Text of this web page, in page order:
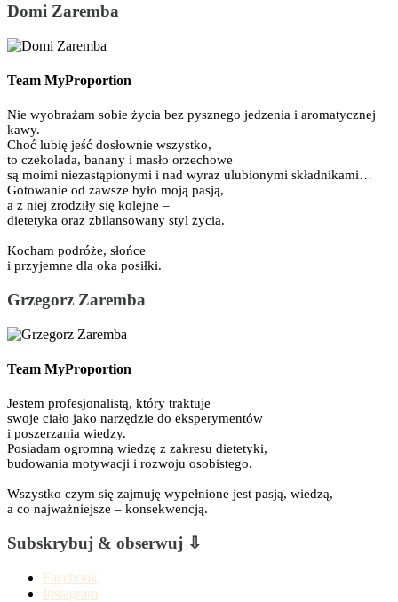
Domi Zaremba
Team MyProportion
Nie wyobrażam sobie życia bez pysznego jedzenia i aromatycznej
kawy.
Choć lubię jeść dosłownie wszystko,
to czekolada, banany i masło orzechowe
są moimi niezastąpionymi i nad wyraz ulubionymi składnikami…
Gotowanie od zawsze było moją pasją,
a z niej zrodziły się kolejne –
dietetyka oraz zbilansowany styl życia.
Kocham podróże, słońce
i przyjemne dla oka posiłki.
Grzegorz Zaremba
Team MyProportion
Jestem profesjonalistą, który traktuje
swoje ciało jako narzędzie do eksperymentów
i poszerzania wiedzy.
Posiadam ogromną wiedzę z zakresu dietetyki,
budowania motywacji i rozwoju osobistego.
Wszystko czym się zajmuję wypełnione jest pasją, wiedzą,
a co najważniejsze – konsekwencją.
Subskrybuj & obserwuj ⇩
Facebook
Instagram